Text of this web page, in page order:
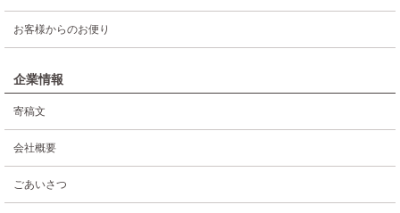
お客様からのお便り
企業情報
寄稿文
会社概要
ごあいさつ